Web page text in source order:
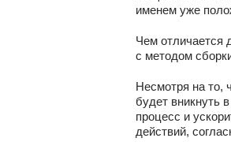
именем уже
Чем отличается
с методом
Несмотря на то,
будет вникнуть
процесс и
действий,